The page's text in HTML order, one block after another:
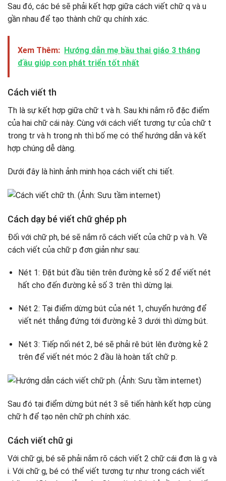
Sau đó, các bé sẽ phải kết hợp giữa cách viết chữ q và u
gần nhau để tạo thành chữ qu chính xác.
Xem Thêm: Hướng dẫn mẹ bầu thai giáo 3 tháng
đầu giúp con phát triển tốt nhất
Cách viết th
Th là sự kết hợp giữa chữ t và h. Sau khi nắm rõ đặc điểm
của hai chữ cái này. Cùng với cách viết tương tự của chữ t
trong tr và h trong nh thì bố mẹ có thể hướng dẫn và kết
hợp chúng dễ dàng.
Dưới đây là hình ảnh minh họa cách viết chi tiết.
Cách dạy bé viết chữ ghép ph
Đối với chữ ph, bé sẽ nắm rõ cách viết của chữ p và h. Về
cách viết của chữ p đơn giản như sau:
Nét 1: Đặt bút đầu tiên trên đường kẻ số 2 để viết nét
hất cho đến đường kẻ số 3 trên thì dừng lại.
Nét 2: Tại điểm dừng bút của nét 1, chuyển hướng để
viết nét thẳng đứng tới đường kẻ 3 dưới thì dừng bút.
Nét 3: Tiếp nối nét 2, bé sẽ phải rê bút lên đường kẻ 2
trên để viết nét móc 2 đầu là hoàn tất chữ p.
Sau đó tại điểm dừng bút nét 3 sẽ tiến hành kết hợp cùng
chữ h để tạo nên chữ ph chính xác.
Cách viết chữ gi
Với chữ gi, bé sẽ phải nắm rõ cách viết 2 chữ cái đơn là g và
i. Với chữ g, bé có thể viết tương tự như trong cách viết